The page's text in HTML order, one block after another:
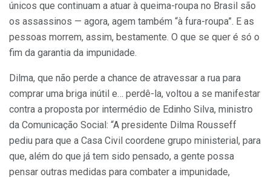
únicos que continuam a atuar à queima-roupa no Brasil são
os assassinos — agora, agem também “à fura-roupa”. E as
pessoas morrem, assim, bestamente. O que se quer é só o
fim da garantia da impunidade.
Dilma, que não perde a chance de atravessar a rua para
comprar uma briga inútil e… perdê-la, voltou a se manifestar
contra a proposta por intermédio de Edinho Silva, ministro
da Comunicação Social: “A presidente Dilma Rousseff
pediu para que a Casa Civil coordene grupo ministerial, para
que, além do que já tem sido pensado, a gente possa
pensar outras medidas para combater a impunidade,